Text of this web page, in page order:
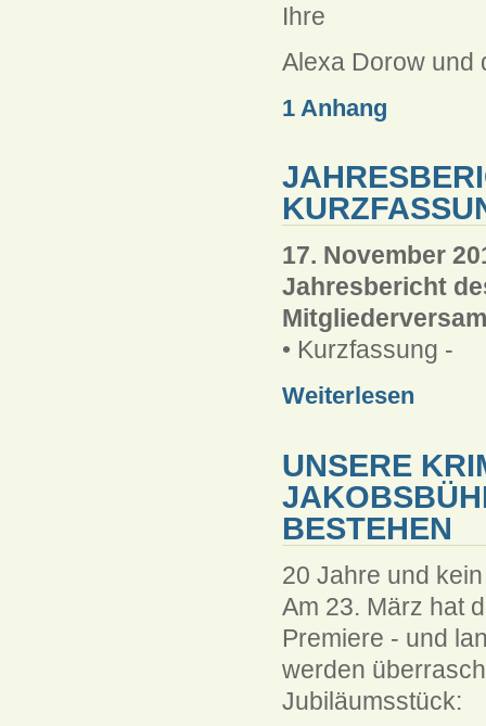
Ihre
Alexa Dorow und
1 Anhang
17. November
Jahresbericht
• Kurzfassung -
Weiterlesen
UNSERE
BESTEHEN
20 Jahre und
Am 23. März hat
Premiere - und
werden
Jubiläumsstück: